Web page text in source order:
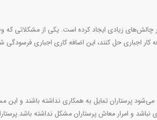
چالش‌های زیادی ایجاد کرده است. یکی از مشکلاتی که
اجباری حل کنند، این اضافه کاری اجباری فرسودگی
پرستاران تمایل به همکاری نداشته باشند و این
نباشد و امرار معاش پرستاران مشکل نداشته باشد